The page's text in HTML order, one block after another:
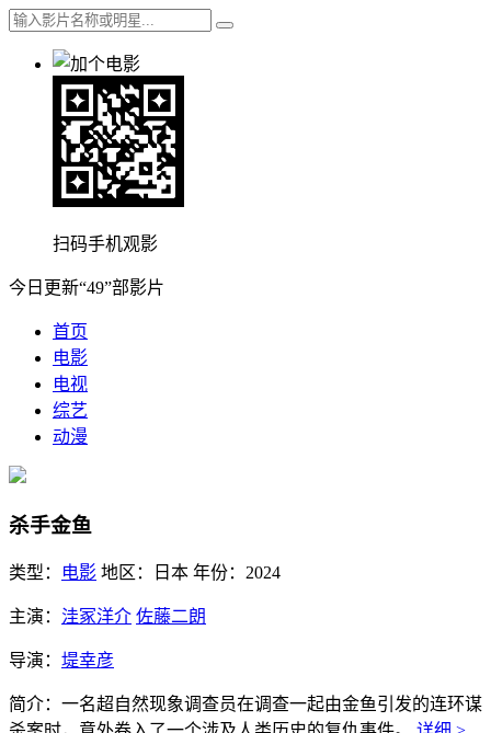
扫码手机观影
今日更新“49”部影片
首页
电影
电视
综艺
动漫
杀手金鱼
类型： 电影 地区： 日本 年份： 2024
主演： 洼冢洋介 佐藤二朗
导演： 堤幸彦
简介： 一名超自然现象调查员在调查一起由金鱼引发的连环谋